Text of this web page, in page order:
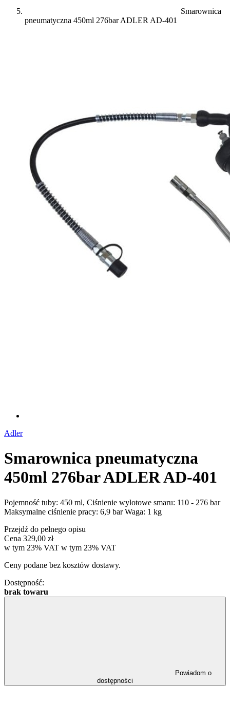
Smarownica
pneumatyczna 450ml 276bar ADLER AD-401
Adler
Smarownica pneumatyczna
450ml 276bar ADLER AD-401
Pojemność tuby: 450 ml, Ciśnienie wylotowe smaru: 110 - 276 bar
Maksymalne ciśnienie pracy: 6,9 bar Waga: 1 kg
Przejdź do pełnego opisu
Cena 329,00 zł
w tym 23% VAT w tym 23% VAT
Ceny podane bez kosztów dostawy.
Dostępność:
brak towaru
dostępności